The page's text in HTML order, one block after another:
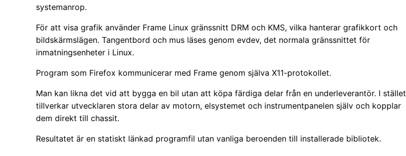
systemanrop.
För att visa grafik använder Frame Linux gränssnitt DRM och KMS, vilka hanterar grafikkort och
bildskärmslägen. Tangentbord och mus läses genom evdev, det normala gränssnittet för
inmatningsenheter i Linux.
Program som Firefox kommunicerar med Frame genom själva X11-protokollet.
Man kan likna det vid att bygga en bil utan att köpa färdiga delar från en underleverantör. I stället
tillverkar utvecklaren stora delar av motorn, elsystemet och instrumentpanelen själv och kopplar
dem direkt till chassit.
Resultatet är en statiskt länkad programfil utan vanliga beroenden till installerade bibliotek.